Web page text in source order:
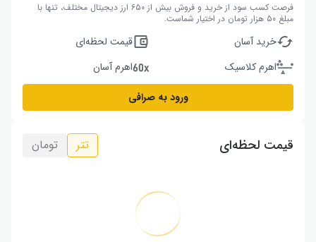
فرصت کسب سود از خرید و فروش بیش از ۶۵۰ ارز دیجیتال مختلف، تنها با
مبلغ ۵۰ هزار تومان در اختیار شماست.
خرید آسان
قیمت لحظه‌ای
اهرم کلاسیک
اهرم آسان
ورود به صرافی
قیمت لحظه‌ای تتر تومان